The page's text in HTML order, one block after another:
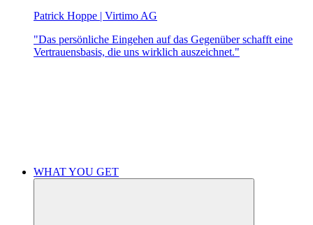
Patrick Hoppe | Virtimo AG
"Das persönliche Eingehen auf das Gegenüber schafft eine
Vertrauensbasis, die uns wirklich auszeichnet."
WHAT YOU GET